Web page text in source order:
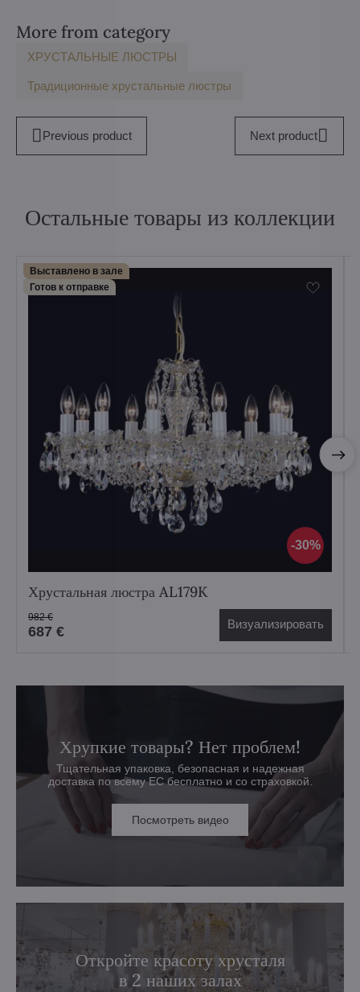
More from category
ХРУСТАЛЬНЫЕ ЛЮСТРЫ
Традиционные хрустальные люстры
Previous product Next product
Остальные товары из коллекции
30%
Выставлено в зале
Готов к отправке
Хрустальная люстра AL179K
687 €
982 € Визуализировать
Хрупкие товары? Нет проблем!
Тщательная упаковка, безопасная и надежная
доставка по всему ЕС бесплатно и со страховкой.
Посмотреть видео
Откройте красоту хрусталя
в 2 наших залах